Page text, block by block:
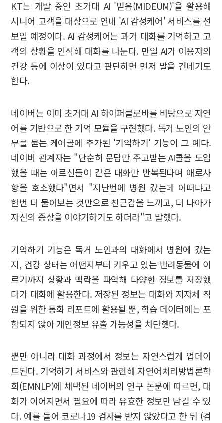
KT는 개발 중인 초거대 AI '믿음(MIDEUM)'을 활용해
시니어 고객을 대상으로 연내 'AI 감성케어' 서비스를 선
보일 예정이다. AI 감성케어는 과거 대화를 기억하고 고
객의 상황을 인식해 대화를 나눈다. 만일 AI가 이용자의
건강 등에 이상이 있다고 판단하면 먼저 말을 건네기도
한다.
네이버는 이미 초거대 AI 하이퍼클로바를 바탕으로 자연
어를 기반으로 한 기억 모듈을 구현했다. 독거 노인의 안
부를 묻는 케어콜에 추가된 '기억하기' 기능이 그 예다.
네이버 관계자는 "단순히 문답만 주고받는 AI콜을 도입
했을 때는 어르신들이 같은 대화만 반복된다며 애로사
항을 호소했다"면서 "지난번에 병원 갔는데 어떠냐고
한번 더 물어보는 것만으로 친근감을 느끼고, 더 나아가
자신의 증상을 이야기하기도 하더라"고 말했다.
기억하기 기능은 독거 노인과의 대화에서 병원에 갔는
지, 건강 상태는 어떤지부터 키우고 있는 반려동물에 이
르기까지 상황과 맥락을 파악해 다양한 정보를 저장했
다가 대화에 활용한다. 저장된 정보는 대화와 지자체 직
원을 위한 통화 리포트에 활용될 뿐, 학습 데이터에는 포
함되지 않아 개인정보 유출 가능성을 차단했다.
뿐만 아니라 대화 과정에서 정보는 자연스럽게 업데이
트된다. 기억하기 서비스와 관련해 자연어처리방법론학
회(EMNLP)에 채택된 네이버의 연구 논문에 따르면, 대
화가 이어지면서 필요에 따라 유효한 정보만 남길 수 있
다. 예를 들어 코로나19 검사를 받지 않았다고 한 뒤 (검